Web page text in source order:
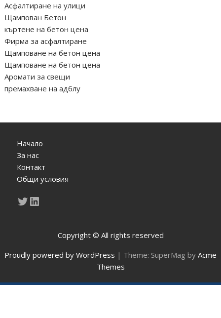
Асфалтиране на улици
Щампован Бетон
къртене на бетон цена
Фирма за асфалтиране
Щамповане на бетон цена
Щамповане на бетон цена
Аромати за свещи
премахване на адблу
Начало
За нас
Контакт
Общи условия
Twitter
LinkedIn
Copyright © All rights reserved
Proudly powered by WordPress | Theme: SuperMag by Acme
Themes